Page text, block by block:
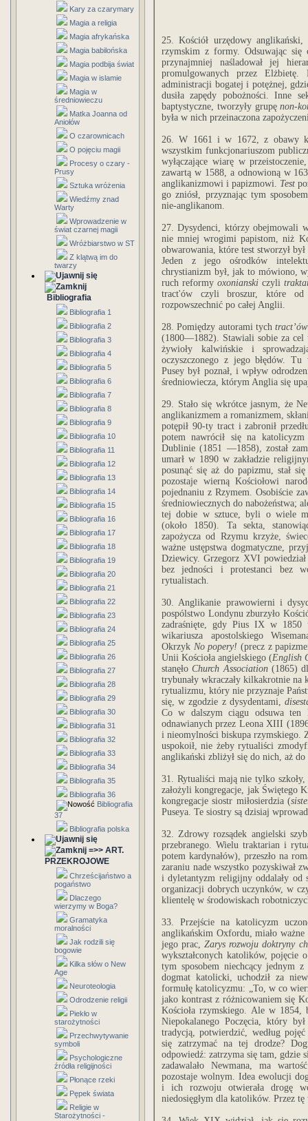
Kary za czarymary
Magia a religia
Magia afrykańska
Magia babilońska
Magia podbija świat
Magia w islamie
Magia w
średniowieczu
Matka Joanna od
Aniołów
O czarownicach
O pojęciu magii
Procesy o czary -
Prusy
Sztuka wróżenia
Wiedźmy znad
Warty
Wprowadzenie w
świat czarnej magii
Wróżbiarstwo w ST
Z klątwą im do
twarzy
Bibliografia
Bibliografia 1
Bibliografia 2
Bibliografia 3
Bibliografia 4
Bibliografia 5
Bibliografia 6
Bibliografia 7
Bibliografia 8
Bibliografia 9
Bibliografia 10
Bibliografia 11
Bibliografia 12
Bibliografia 13
Bibliografia 14
Bibliografia 15
Bibliografia 16
Bibliografia 17
Bibliografia 18
Bibliografia 19
Bibliografia 20
Bibliografia 21
Bibliografia 22
Bibliografia 23
Bibliografia 24
Bibliografia 25
Bibliografia 26
Bibliografia 27
Bibliografia 28
Bibliografia 29
Bibliografia 30
Bibliografia 31
Bibliografia 32
Bibliografia 33
Bibliografia 34
Bibliografia 35
Bibliografia 36
Bibliografia
37
Bibliografia polska
=>> ART.
PRZEKROJOWE
Chrześcijaństwo a
pogaństwo
Dlaczego
wierzymy w Boga?
Gramatyka
moralności
Jak rodzili się
bogowie
Kilka słów o New
Age
Neuroteologia
Odrodzenie religii
Piekło w
starożytności
Przechwytywanie
symboli
Psychologiczne
źródła religijności
Płonące rzeki
Pępek świata
Religie w
Starożytności -
25. Kościół urzędowy
rzymskim z formy. Odsuwając się
przynajmniej naśladował jej
promulgowanych przez
administracji bogatej i potężnej,
dusiła zapędy pobożności. Inne
baptystyczne, tworzyły grupęnon-
była w nich przeinaczona
26. W 1661 i w 1672, z obawy
wszystkim funkcjonariuszom
wyłączające wiarę w
zawartą w 1588, a odnowioną w
anglikanizmowi i papizmowi. Test
go zniósł, przyznając tym
nie-anglikanom.
27. Dysydenci, którzy obejmowali
nie mniej wrogimi papistom, niż
obwarowania, które test stworzył
Jeden z jego ośrodków
chrystianizm był, jak to mówiono,
ruch reformy oxonianski czyli
tract'ów czyli broszur, które
rozpowszechnić po całej Anglii.
28. Pomiędzy autorami tychtract’ów
(1800—1882). Stawiali sobie za cel
żywioły kalwińskie i
oczyszczonego z jego błędów. Tu
Pusey był poznał, i wpływ
średniowiecza, którym Anglia się
29. Stało się wkrótce jasnym, że
anglikanizmem a romanizmem,
potępił 90-ty tract i zabronił
potem nawrócił się na
Dublinie (1851 —1858), został
umarł w 1890 w zakładzie
posunąć się aż do papizmu, stał
pozostaje wierną Kościołowi
pojednaniu z Rzymem. Osobiście
średniowiecznych do nabożeństwa;
tej dobie w sztuce, byli o wiele
(około 1850). Ta sekta,
zapożycza od Rzymu krzyże,
ważne ustępstwa dogmatyczne,
Dziewicy. Grzegorz XVI
bez jedności i protestanci bez
rytualistach.
30. Anglikanie prawowierni i
pospólstwo Londynu zburzyło
zadraśnięte, gdy Pius IX w 1850
wikariusza apostolskiego
Okrzyk No popery! (precz z
Unii Kościoła angielskiego (English
stanęłoChurch Association(1865)
trybunały wkraczały kilkakrotnie
rytualizmu, który nie przyznaje
się, w zgodzie z dysydentami,
Co w dalszym ciągu odsuwa ten
odnawianych przez Leona XIII
i nieomylności biskupa rzymskiego.
uspokoił, nie żeby rytualiści
anglikański zbliżył się do nich, aż do
31. Rytualiści mają nie tylko
założyli kongregacje, jak Świętego
kongregacje siostr miłosierdzia (
Puseya. Te siostry są dzisiaj
32. Zdrowy rozsądek angielski
przebranego. Wielu traktarian i
potem kardynałów), przeszło na
zaraniu nade wszystko pozyskiwał
i dyletantyzm religijny oddalały od
organizacji dobrych uczynków, w
klientelę w środowiskach
33. Przejście na katolicyzm
anglikańskim Oxfordu, miało
jego prac,Zarys rozwoju doktryny
wykształconych katolików, pojęcie
tym sposobem niechcący jednym
dogmat katolicki, uchodził za
formułę katolicyzmu: „To, w co
jako kontrast z różnicowaniem się
Kościoła rzymskiego. Ale w 1854,
Niepokalanego Poczęcia, który
tradycją, potwierdzić, według
się zatrzymać na tej drodze?
odpowiedź: zatrzyma się tam, gdzie
zadawalało Newmana, ma
pozostaje wolnym. Idea ewolucji
i ich rozwoju otwierała drogę
niedosięgłym dla katolików. Przez tę